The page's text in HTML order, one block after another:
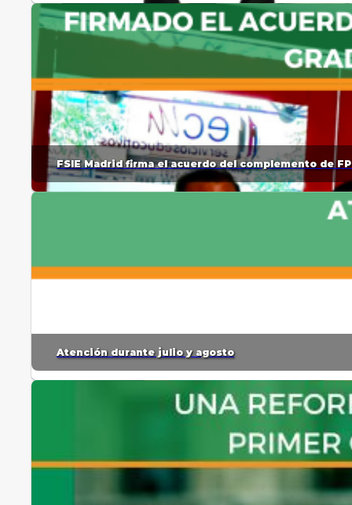
FSIE Madrid firma el acuerdo del complemento de
Atención durante julio y agosto